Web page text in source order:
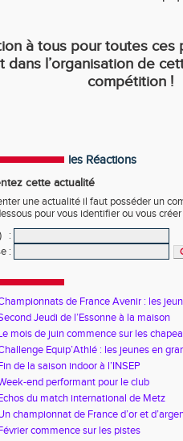
à tous pour toutes ces
dans l’organisation de
compétition !
les Réactions
cette actualité
une actualité il faut posséder un
pour vous identifier ou vous
:
:
de France Avenir : les
Jeudi de l’Essonne à la maison
mois de juin commence sur les
Equip’Athlé : les jeunes en
de la saison indoor à l’INSEP
end performant pour le club
du match international de Metz
championnat de France d’or et
commence sur les pistes